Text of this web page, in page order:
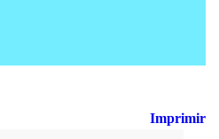
Imprimir